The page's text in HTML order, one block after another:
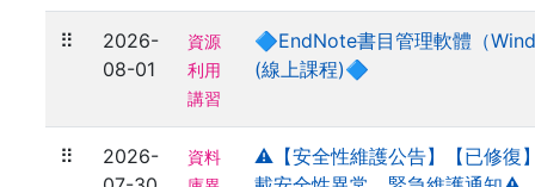
⠿
2026-
08-01
資源
利用
講習
🔷EndNote書目管理軟體（
(線上課程)🔷
⠿
2026-
資料
⚠️【安全性維護公告】【已修復